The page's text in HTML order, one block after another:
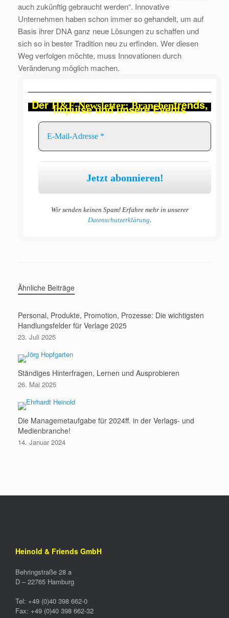
auch zukünftig gebraucht werden“. Innovative
Unternehmen haben schon immer so gehandelt, um auf
Basis ihrer DNA ganz neue Lösungen zu schaffen und
sich so in bester Tradition neu zu erfinden. Wer diesen
Weg verfolgen möchte, muss Innovationen durch
Veränderung möglich machen.
DerH&F-Newsletter: Branchentrends,
Impulse und unsere Events
Wir senden keinen Spam! Erfahre mehr in unserer
Datenschutzerklärung.
Ähnliche Beiträge
Personal, Produkte, Promotion, Prozesse: Die wichtigsten
Handlungsfelder für Verlage 2025
23. Juli 2025
Ständiges Hinterfragen, Lernen und Ausprobieren
26. Mai 2025
Die Managemetaufgabe für 2024ff. in der Verlags- und
Medienbranche!
14. Januar 2024
Heinold & Friends GmbH
Behringstraße 28 a
D –22765 Hamburg
Tel: +49 (0)40 398 662-0
Fax: +49 (0)40 398 662-32